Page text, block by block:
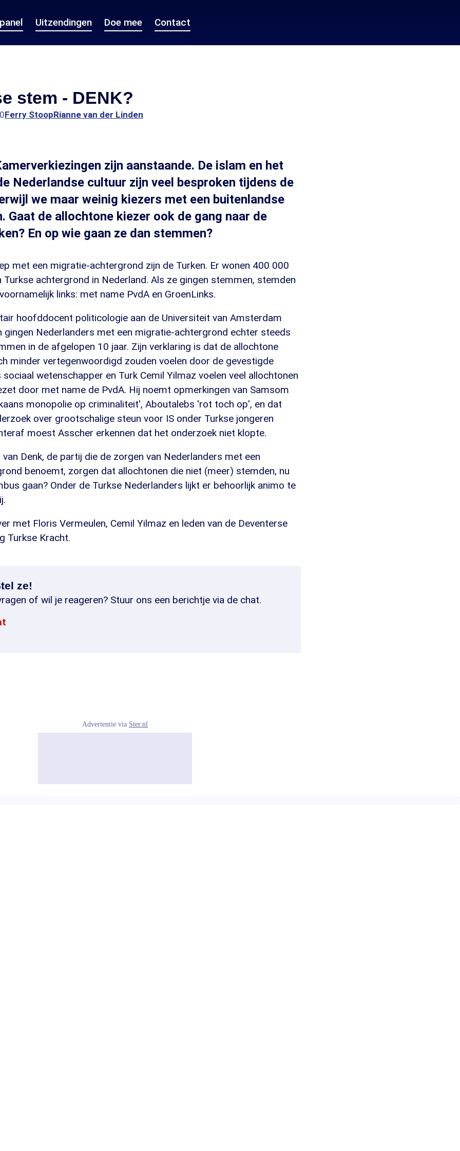
Uitzendingen Doe mee Contact
stem - DENK?
Ferry StoopRianne van der Linden
zijn aanstaande. De islam en het
Nederlandse cultuur zijn veel besproken tijdens de
we maar weinig kiezers met een buitenlandse
Gaat de allochtone kiezer ook de gang naar de
En op wie gaan ze dan stemmen?
met een migratie-achtergrond zijn de Turken. Er wonen 400 000
Turkse achtergrond in Nederland. Als ze gingen stemmen, stemden
links: met name PvdA en GroenLinks.
hoofddocent politicologie aan de Universiteit van Amsterdam
gingen Nederlanders met een migratie-achtergrond echter steeds
in de afgelopen 10 jaar. Zijn verklaring is dat de allochtone
minder vertegenwoordigd zouden voelen door de gevestigde
wetenschapper en Turk Cemil Yilmaz voelen veel allochtonen
door met name de PvdA. Hij noemt opmerkingen van Samsom
monopolie op criminaliteit', Aboutalebs 'rot toch op', en dat
over grootschalige steun voor IS onder Turkse jongeren
moest Asscher erkennen dat het onderzoek niet klopte.
Denk, de partij die de zorgen van Nederlanders met een
benoemt, zorgen dat allochtonen die niet (meer) stemden, nu
gaan? Onder de Turkse Nederlanders lijkt er behoorlijk animo te
met Floris Vermeulen, Cemil Yilmaz en leden van de Deventerse
Turkse Kracht.
ze!
of wil je reageren? Stuur ons een berichtje via de chat.
Advertentie via Ster.nl